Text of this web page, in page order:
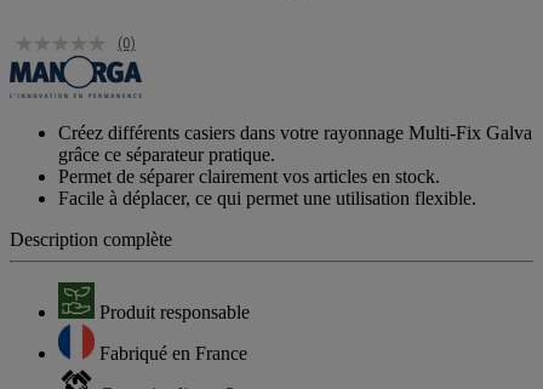
(0)
Créez différents casiers dans votre rayonnage Multi-Fix Galva
grâce ce séparateur pratique.
Permet de séparer clairement vos articles en stock.
Facile à déplacer, ce qui permet une utilisation flexible.
Description complète
Produit responsable
Fabriqué en France